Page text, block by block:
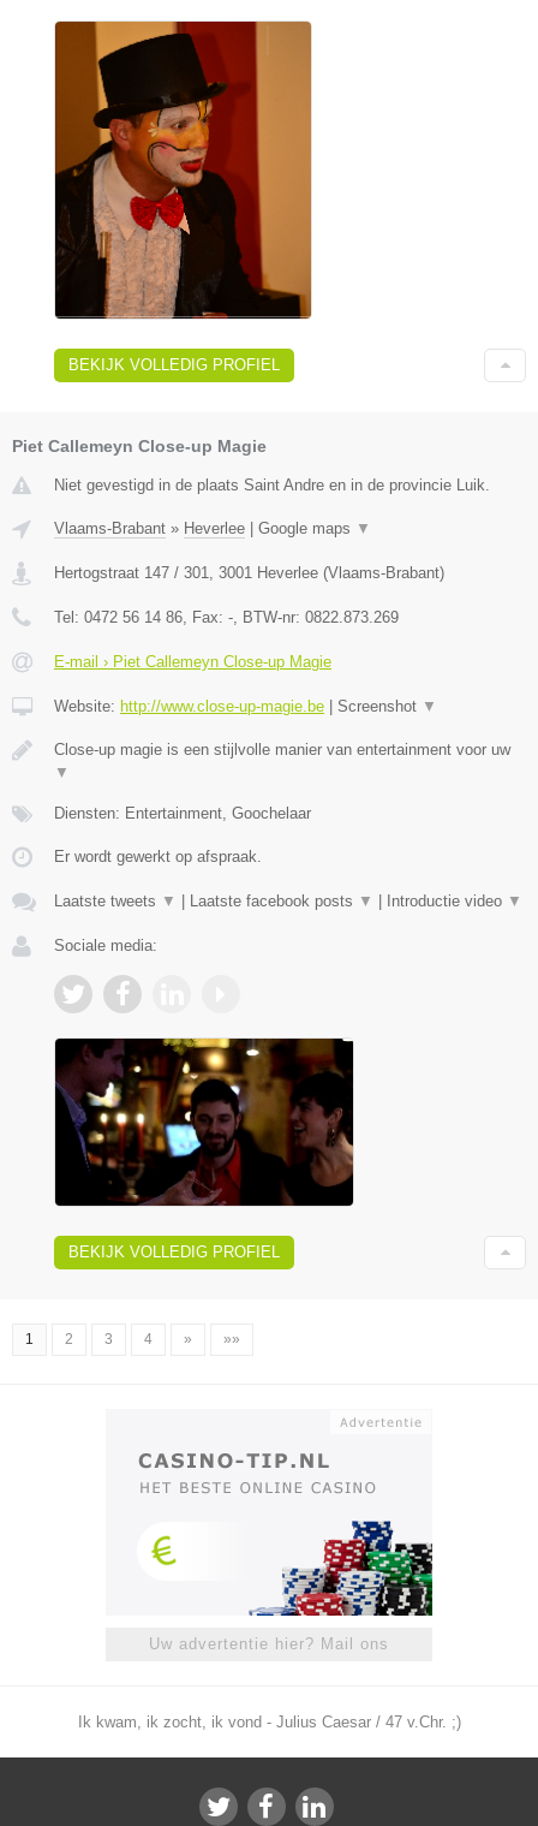
BEKIJK VOLLEDIG PROFIEL
Piet Callemeyn Close-up Magie
Niet gevestigd in de plaats Saint Andre en in de provincie Luik.
Vlaams-Brabant » Heverlee Google maps ▼
Hertogstraat 147 / 301, 3001 Heverlee (Vlaams-Brabant)
Tel: 0472 56 14 86, Fax: -, BTW-nr: 0822.873.269
E-mail › Piet Callemeyn Close-up Magie
Website: http://www.close-up-magie.be Screenshot ▼
Close-up magie is een stijlvolle manier van entertainment voor uw
▼
Diensten: Entertainment, Goochelaar
Er wordt gewerkt op afspraak.
Laatste tweets ▼ Laatste facebook posts ▼ Introductie video ▼
Sociale media:
BEKIJK VOLLEDIG PROFIEL
1 2 3 4 » »»
Uw advertentie hier? Mail ons
Ik kwam, ik zocht, ik vond - Julius Caesar / 47 v.Chr. ;)